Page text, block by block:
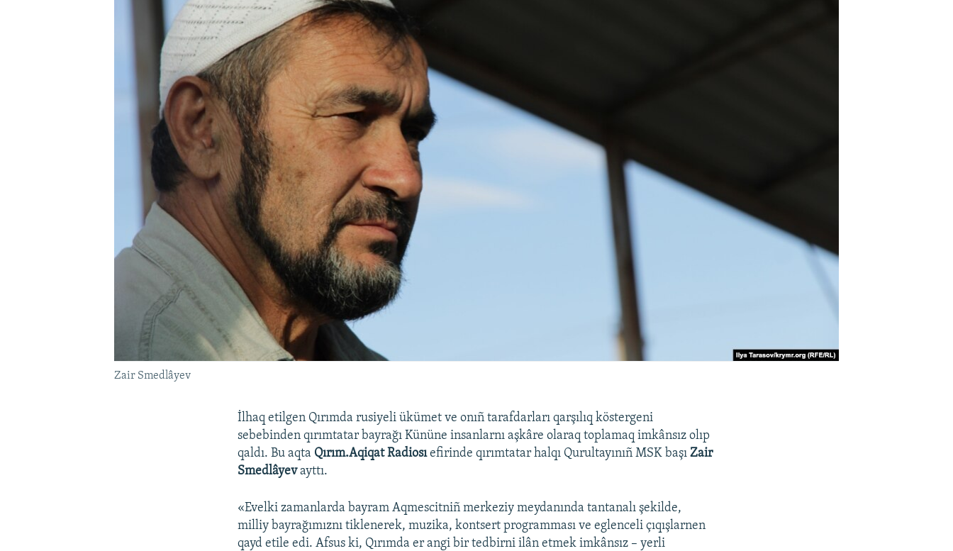
Zair Smedlâyev
İlhaq etilgen Qırımda rusiyeli ükümet ve onıñ tarafdarları qarşılıq köstergeni
sebebinden qırımtatar bayrağı Kününe insanlarnı aşkâre olaraq toplamaq imkânsız olıp
qaldı. Bu aqta Qırım.Aqiqat Radiosıefirinde qırımtatar halqı Qurultayınıñ MSK başıZair
Smedlâyevayttı.
«Evelki zamanlarda bayram Aqmescitniñ merkeziy meydanında tantanalı şekilde,
milliy bayrağımıznı tiklenerek, muzika, kontsert programması ve eglenceli çıqışlarnen
qayd etile edi. Afsus ki, Qırımda er angi bir tedbirni ilân etmek imkânsız – yerli